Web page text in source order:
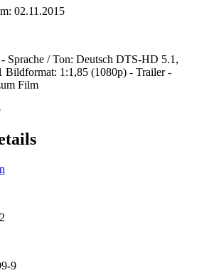
02.11.2015
Sprache / Ton: Deutsch DTS-HD 5.1,
1:1,85 (1080p) - Trailer -
Film
9